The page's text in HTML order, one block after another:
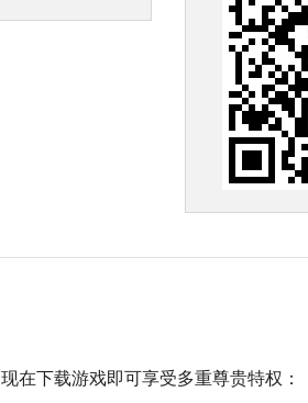
现在下载游戏即可享受多重尊贵特权：